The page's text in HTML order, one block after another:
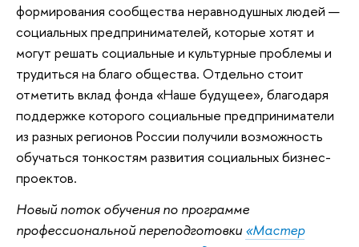
формирования сообщества неравнодушных людей —
социальных предпринимателей, которые хотят и
могут решать социальные и культурные проблемы и
трудиться на благо общества. Отдельно стоит
отметить вклад фонда «Наше будущее», благодаря
поддержке которого социальные предприниматели
из разных регионов России получили возможность
обучаться тонкостям развития социальных бизнес-
проектов.
Новый поток обучения по программе
профессиональной переподготовки «Мастер